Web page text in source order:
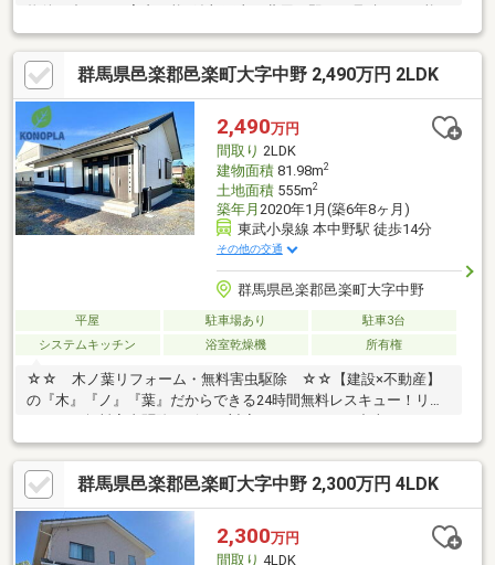
群馬県邑楽郡邑楽町大字中野 2,490万円 2LDK
2,490万円
間取り 2LDK
建物面積81.98m2
土地面積555m2
築年月 2020年1月(築6年8ヶ月)
東武小泉線 本中野駅 徒歩14分
その他の交通
群馬県邑楽郡邑楽町大字中野
平屋 駐車場あり
駐車3台
システムキッチン
浴室乾燥機 所有権
☆☆ 木ノ葉リフォーム・無料害虫駆除 ☆☆【建設×不動産】
の『木』『ノ』『葉』だからできる24時間無料レスキュー！リフ
ターサービスがついており、住んでからの安心をずっとお届けし
ます！内覧時に、無料相談・お見積りも物件ごとに作成可能！！
オウチ探しも、リフォームも一緒に相談できます！＼弊社には、
『きつね隊』・『ゴリラ隊』という無料かけつけサービスの仕組
みが、整っています♪／住んでからのお家トラブル、緊急対応も承
っております♪お家のこと、すべて木ノ葉プランニングにお任せく
群馬県邑楽郡邑楽町大字中野 2,300万円 4LDK
2,300万円
間取り 4LDK